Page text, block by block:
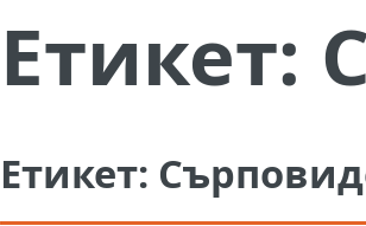
Етикет:
Етикет: